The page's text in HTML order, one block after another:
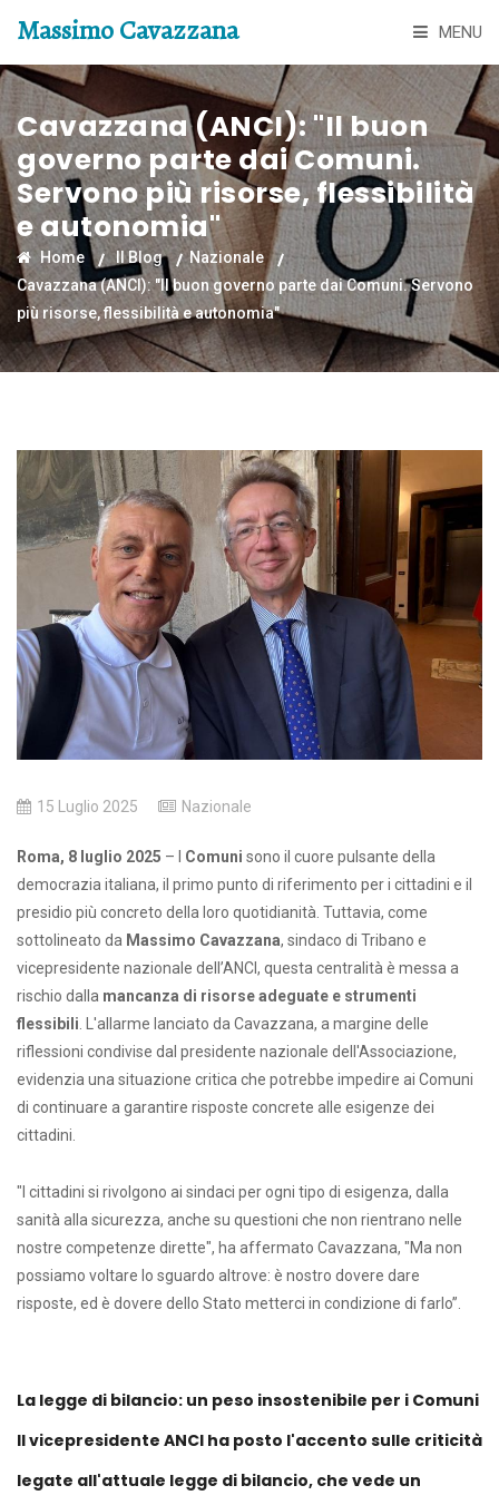
Massimo Cavazzana MENU
Cavazzana (ANCI): "Il buon
governo parte dai Comuni.
Servono più risorse, flessibilità
e autonomia"
Home Il Blog
Nazionale
Cavazzana (ANCI): "Il buon governo parte dai Comuni. Servono
più risorse, flessibilità e autonomia"
15 Luglio 2025 Nazionale
Roma, 8 luglio 2025 – I Comuni sono il cuore pulsante della
democrazia italiana, il primo punto di riferimento per i cittadini e il
presidio più concreto della loro quotidianità. Tuttavia, come
sottolineato da Massimo Cavazzana, sindaco di Tribano e
vicepresidente nazionale dell’ANCI, questa centralità è messa a
rischio dalla mancanza di risorse adeguate e strumenti
flessibili. L'allarme lanciato da Cavazzana, a margine delle
riflessioni condivise dal presidente nazionale dell'Associazione,
evidenzia una situazione critica che potrebbe impedire ai Comuni
di continuare a garantire risposte concrete alle esigenze dei
cittadini.
"I cittadini si rivolgono ai sindaci per ogni tipo di esigenza, dalla
sanità alla sicurezza, anche su questioni che non rientrano nelle
nostre competenze dirette", ha affermato Cavazzana, "Ma non
possiamo voltare lo sguardo altrove: è nostro dovere dare
risposte, ed è dovere dello Stato metterci in condizione di farlo”.
La legge di bilancio: un peso insostenibile per i Comuni
Il vicepresidente ANCI ha posto l'accento sulle criticità
legate all'attuale legge di bilancio, che vede un